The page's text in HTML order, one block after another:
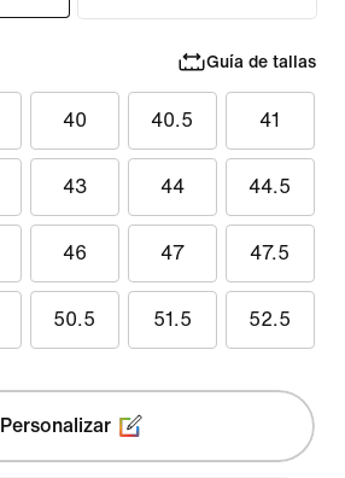
Guía de tallas
40 40.5 41
43 44 44.5
46 47 47.5
50.5 51.5 52.5
Personalizar